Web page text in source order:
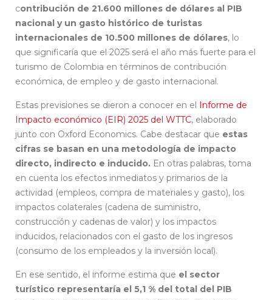
contribución de 21.600 millones de dólares al PIB
nacional y un gasto histórico de turistas
internacionales de 10.500 millones de dólares, lo
que significaría que el 2025 será el año más fuerte para el
turismo de Colombia en términos de contribución
económica, de empleo y de gasto internacional.
Estas previsiones se dieron a conocer en el Informe de
Impacto económico (EIR) 2025 del WTTC, elaborado
junto con Oxford Economics. Cabe destacar que estas
cifras se basan en una metodología de impacto
directo, indirecto e inducido. En otras palabras, toma
en cuenta los efectos inmediatos y primarios de la
actividad (empleos, compra de materiales y gasto), los
impactos colaterales (cadena de suministro,
construcción y cadenas de valor) y los impactos
inducidos, relacionados con el gasto de los ingresos
(consumo de los empleados y la inversión local).
En ese sentido, el informe estima que el sector
turístico representaría el 5,1 % del total del PIB